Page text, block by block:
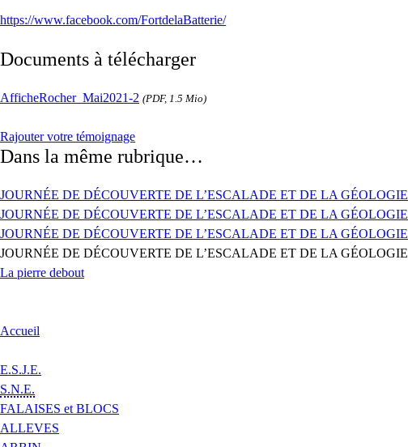
https://www.facebook.com/FortdelaBatterie/
Documents à télécharger
AfficheRocher_Mai2021-2 (PDF, 1.5 Mio)
Rajouter votre témoignage
Dans la même rubrique…
JOURNÉE DE DÉCOUVERTE DE L’ESCALADE ET DE LA GÉOLOGIE
JOURNÉE DE DÉCOUVERTE DE L’ESCALADE ET DE LA GÉOLOGIE
JOURNÉE DE DÉCOUVERTE DE L’ESCALADE ET DE LA GÉOLOGIE
JOURNÉE DE DÉCOUVERTE DE L’ESCALADE ET DE LA GÉOLOGIE
La pierre debout
Accueil
E.S.J.E.
S.N.E.
FALAISES et BLOCS
ALLEVES